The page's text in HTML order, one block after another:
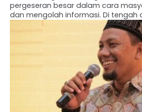
pergeseran besar dalam cara
dan mengolah informasi. Di tengah
digital, komunikasi visual menjadi
penyusunan pesan modern. Visual
pelengkap teks, tetapi berperan
persepsi, identitas, dan opini …